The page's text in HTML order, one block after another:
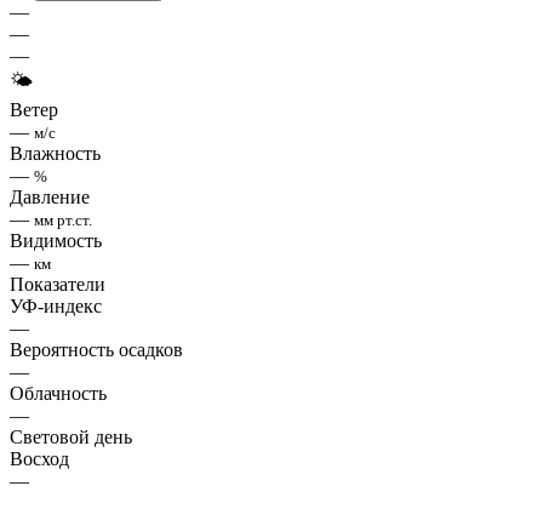
—
—
—
🌤
Ветер
— м/с
Влажность
— %
Давление
— мм рт.ст.
Видимость
— км
Показатели
УФ-индекс
—
Вероятность осадков
—
Облачность
—
Световой день
Восход
—